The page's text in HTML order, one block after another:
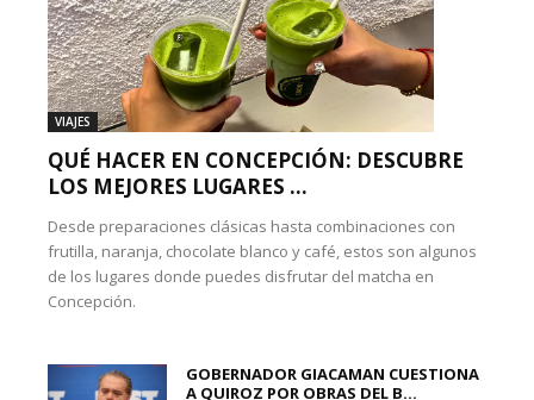
VIAJES
QUÉ HACER EN CONCEPCIÓN: DESCUBRE
LOS MEJORES LUGARES ...
Desde preparaciones clásicas hasta combinaciones con
frutilla, naranja, chocolate blanco y café, estos son algunos
de los lugares donde puedes disfrutar del matcha en
Concepción.
GOBERNADOR GIACAMAN CUESTIONA
A QUIROZ POR OBRAS DEL B...